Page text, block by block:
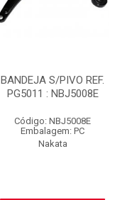
BANDEJA S/PIVO REF.
PG5011 : NBJ5008E
Código: NBJ5008E
Embalagem: PC
Nakata